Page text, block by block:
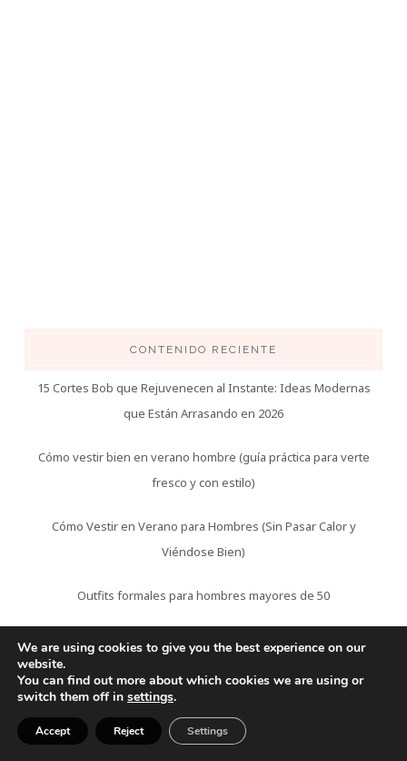
CONTENIDO RECIENTE
15 Cortes Bob que Rejuvenecen al Instante: Ideas Modernas
que Están Arrasando en 2026
Cómo vestir bien en verano hombre (guía práctica para verte
fresco y con estilo)
Cómo Vestir en Verano para Hombres (Sin Pasar Calor y
Viéndose Bien)
Outfits formales para hombres mayores de 50
6 Tips De Cómo combinar jeans para hombres adultos y verse
Peinados modernos para hombres de 50 años que
rejuvenecen
We are using cookies to give you the best experience on our
website.
You can find out more about which cookies we are using or
switch them off in settings.
Accept Reject Settings